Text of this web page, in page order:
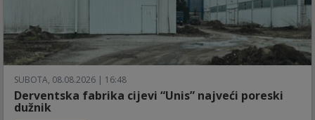
SUBOTA, 08.08.2026 | 16:48
Derventska fabrika cijevi “Unis” najveći poreski
dužnik